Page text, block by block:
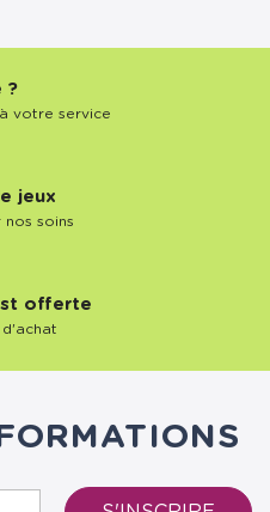
?
votre service
jeux
nos soins
offerte